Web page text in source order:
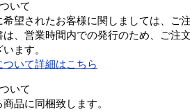
いて
希望されたお客様に関しましては、ご
は、営業時間内での発行のため、ご注
ます。
ついて詳細はこちら
いて
品に同梱致します。